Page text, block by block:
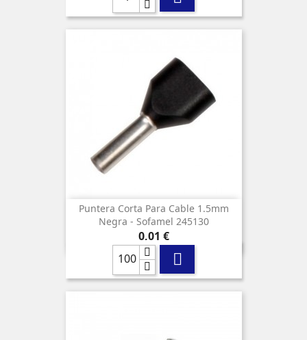
Puntera Corta Para Cable 1.5mm
Negra - Sofamel 245130
Precio
0,01 €
